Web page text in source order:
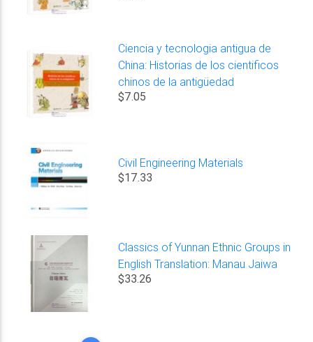
Ciencia y tecnologia antigua de
China: Historias de los cientificos
chinos de la antigüedad
$7.05
Civil Engineering Materials
$17.33
Classics of Yunnan Ethnic Groups in
English Translation: Manau Jaiwa
$33.26